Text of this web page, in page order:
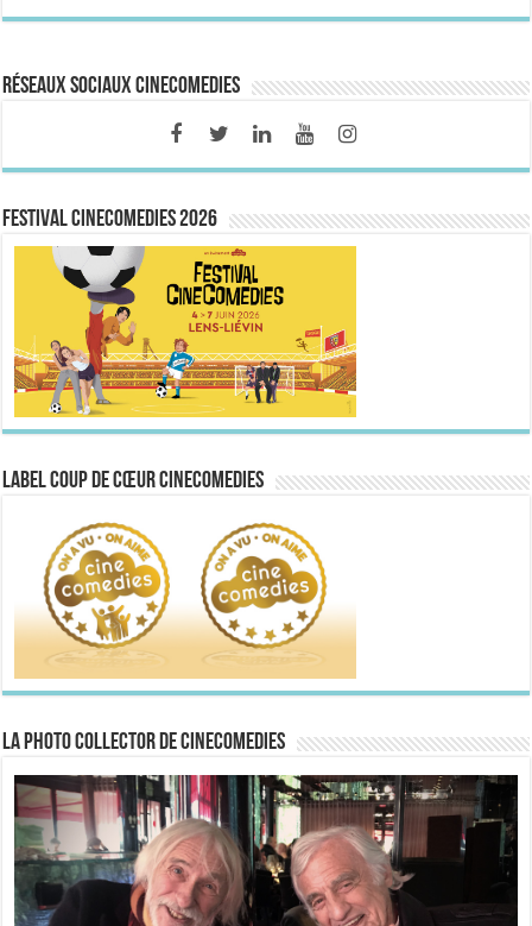
Réseaux sociaux CineComedies
FESTIVAL CINECOMEDIES 2026
Label Coup de Cœur CineComedies
La Photo collector de CineComedies